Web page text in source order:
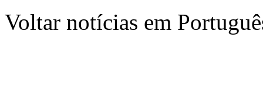
Voltar notícias em